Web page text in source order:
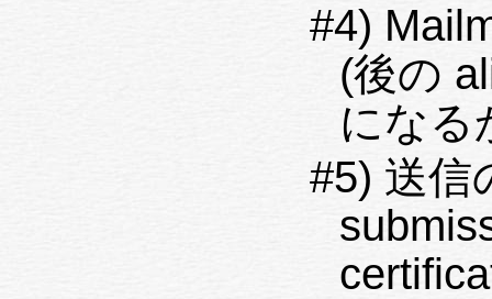
#4)
(後の
になる
#5) 送信